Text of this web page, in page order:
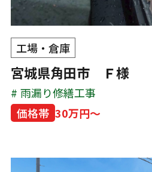
工場・倉庫
宮城県角田市 Ｆ様
雨漏り修繕工事
価格帯 30万円～